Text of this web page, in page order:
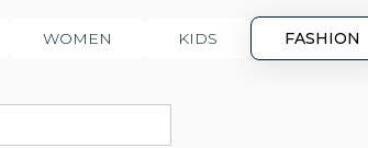
WOMEN KIDS FASHION